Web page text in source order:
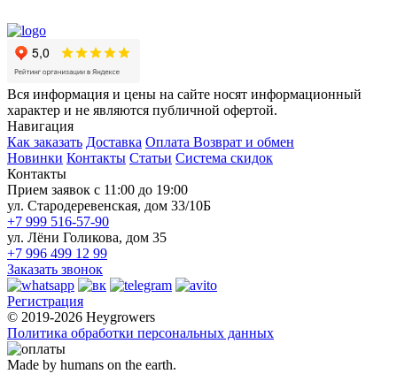
Вся информация и цены на сайте носят информационный
характер и не являются публичной офертой.
Навигация
Как заказать Доставка Оплата Возврат и обмен
Новинки Контакты Статьи Система скидок
Контакты
Прием заявок с 11:00 до 19:00
ул. Стародеревенская, дом 33/10Б
+7 999 516-57-90
ул. Лёни Голикова, дом 35
+7 996 499 12 99
Заказать звонок
Регистрация
© 2019-2026 Heygrowers
Политика обработки персональных данных
Made by humans on the earth.